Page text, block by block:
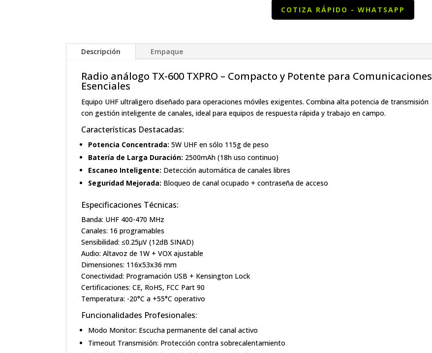
COTIZA RÁPIDO - WHATSAPP
Descripción Empaque
Radio análogo TX-600 TXPRO – Compacto y Potente para Comunicaciones
Esenciales
Equipo UHF ultraligero diseñado para operaciones móviles exigentes. Combina alta potencia de transmisión
con gestión inteligente de canales, ideal para equipos de respuesta rápida y trabajo en campo.
Características Destacadas:
Potencia Concentrada: 5W UHF en sólo 115g de peso
Batería de Larga Duración: 2500mAh (18h uso continuo)
Escaneo Inteligente: Detección automática de canales libres
Seguridad Mejorada: Bloqueo de canal ocupado + contraseña de acceso
Especificaciones Técnicas:
Banda: UHF 400-470 MHz
Canales: 16 programables
Sensibilidad:≤0.25μV (12dB SINAD)
Audio:Altavoz de 1W + VOX ajustable
Dimensiones: 116x53x36 mm
Conectividad: Programación USB + Kensington Lock
Certificaciones:CE, RoHS, FCC Part 90
Temperatura: -20°C a +55°C operativo
Funcionalidades Profesionales:
Modo Monitor: Escucha permanente del canal activo
Timeout Transmisión: Protección contra sobrecalentamiento